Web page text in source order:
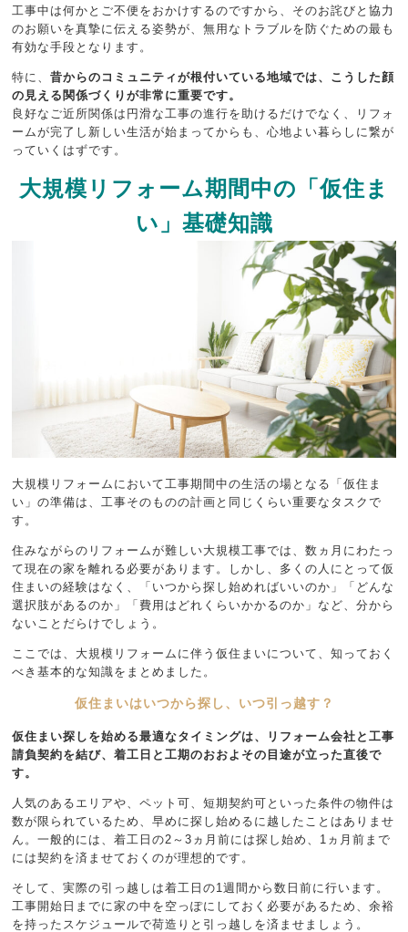
工事中は何かとご不便をおかけするのですから、そのお詫びと協力
のお願いを真摯に伝える姿勢が、無用なトラブルを防ぐための最も
有効な手段となります。
特に、 昔からのコミュニティが根付いている地域では、こうした顔
の見える関係づくりが非常に重要です。
良好なご近所関係は円滑な工事の進行を助けるだけでなく、リフォ
ームが完了し新しい生活が始まってからも、心地よい暮らしに繋が
っていくはずです。
大規模リフォーム期間中の「仮住ま
い」基礎知識
大規模リフォームにおいて工事期間中の生活の場となる「仮住ま
い」の準備は、工事そのものの計画と同じくらい重要なタスクで
す。
住みながらのリフォームが難しい大規模工事では、数ヵ月にわたっ
て現在の家を離れる必要があります。しかし、多くの人にとって仮
住まいの経験はなく、「いつから探し始めればいいのか」「どんな
選択肢があるのか」「費用はどれくらいかかるのか」など、分から
ないことだらけでしょう。
ここでは、大規模リフォームに伴う仮住まいについて、知っておく
べき基本的な知識をまとめました。
仮住まいはいつから探し、いつ引っ越す？
仮住まい探しを始める最適なタイミングは、リフォーム会社と工事
請負契約を結び、着工日と工期のおおよその目途が立った直後で
す。
人気のあるエリアや、ペット可、短期契約可といった条件の物件は
数が限られているため、早めに探し始めるに越したことはありませ
ん。一般的には、着工日の2～3ヵ月前には探し始め、1ヵ月前まで
には契約を済ませておくのが理想的です。
そして、実際の引っ越しは着工日の1週間から数日前に行います。
工事開始日までに家の中を空っぽにしておく必要があるため、余裕
を持ったスケジュールで荷造りと引っ越しを済ませましょう。